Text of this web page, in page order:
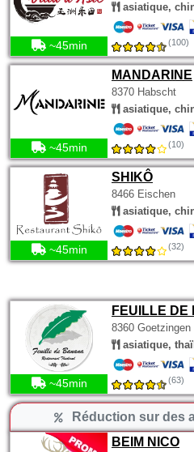
asiatique,
~45min (100)
MANDARINE
8370 Habscht
asiatique,
~45min (10)
SHIKÔ
8466 Eischen
asiatique,
~45min (32)
FEUILLE DE
8360 Goetzingen
asiatique,
~45min (63)
Réduction sur des
BEIM NICO